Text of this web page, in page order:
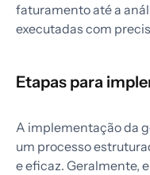
faturamento até a
executadas com
Etapas para
A implementação da
um processo
e eficaz. Geralmente,